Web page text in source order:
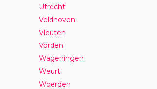
Utrecht
Veldhoven
Vleuten
Vorden
Wageningen
Weurt
Woerden